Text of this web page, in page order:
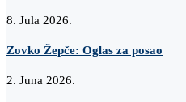
8. Jula 2026.
Zovko Žepče: Oglas za posao
2. Juna 2026.